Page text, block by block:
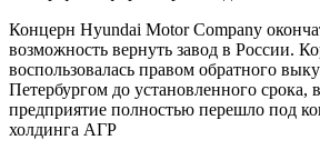
Концерн Hyundai Motor Company
возможность вернуть завод в России.
воспользовалась правом обратного
Петербургом до установленного срока, в
предприятие полностью перешло под
холдинга АГР